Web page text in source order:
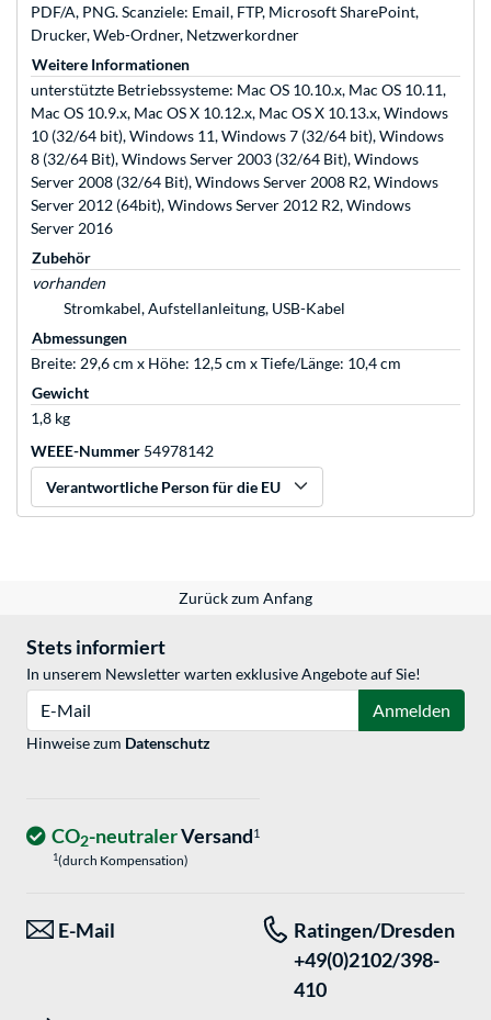
PDF/A, PNG. Scanziele: Email, FTP, Microsoft SharePoint,
Drucker, Web-Ordner, Netzwerkordner
Weitere Informationen
unterstützte Betriebssysteme: Mac OS 10.10.x, Mac OS 10.11,
Mac OS 10.9.x, Mac OS X 10.12.x, Mac OS X 10.13.x, Windows
10 (32/64 bit), Windows 11, Windows 7 (32/64 bit), Windows
8 (32/64 Bit), Windows Server 2003 (32/64 Bit), Windows
Server 2008 (32/64 Bit), Windows Server 2008 R2, Windows
Server 2012 (64bit), Windows Server 2012 R2, Windows
Server 2016
Zubehör
vorhanden
Stromkabel, Aufstellanleitung, USB-Kabel
Abmessungen
Breite: 29,6 cm x Höhe: 12,5 cm x Tiefe/Länge: 10,4 cm
Gewicht
1,8 kg
WEEE-Nummer 54978142
Verantwortliche Person für die EU
Zurück zum Anfang
Stets informiert
In unserem Newsletter warten exklusive Angebote auf Sie!
Anmelden
Hinweise zum Datenschutz
CO2-neutralerVersand1
1(durch Kompensation)
E-Mail
Ratingen/Dresden
+49(0)2102/398-
410